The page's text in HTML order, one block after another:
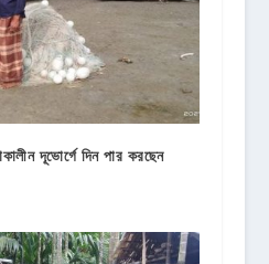
দূভোর্গে দিন পার করছেন